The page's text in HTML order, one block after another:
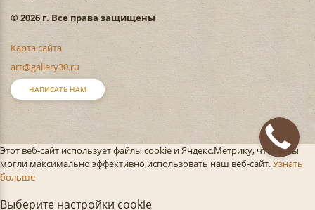
© 2026 г. Все права защищены
Карта сайта
art@gallery30.ru
НАПИСАТЬ НАМ
Этот веб-сайт использует файлы cookie и Яндекс.Метрику, чтобы вы
могли максимально эффективно использовать наш веб-сайт.Узнать
больше
Выберите настройки cookie